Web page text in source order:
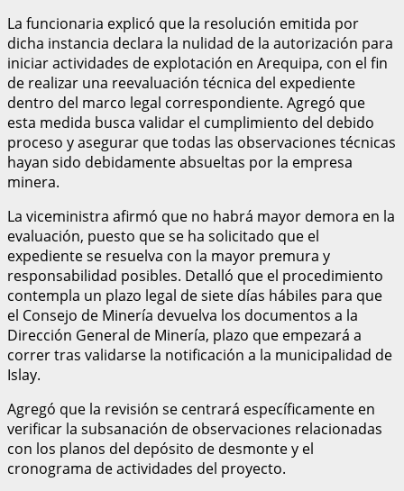
La funcionaria explicó que la resolución emitida por
dicha instancia declara la nulidad de la autorización para
iniciar actividades de explotación en Arequipa, con el fin
de realizar una reevaluación técnica del expediente
dentro del marco legal correspondiente. Agregó que
esta medida busca validar el cumplimiento del debido
proceso y asegurar que todas las observaciones técnicas
hayan sido debidamente absueltas por la empresa
minera.
La viceministra afirmó que no habrá mayor demora en la
evaluación, puesto que se ha solicitado que el
expediente se resuelva con la mayor premura y
responsabilidad posibles. Detalló que el procedimiento
contempla un plazo legal de siete días hábiles para que
el Consejo de Minería devuelva los documentos a la
Dirección General de Minería, plazo que empezará a
correr tras validarse la notificación a la municipalidad de
Islay.
Agregó que la revisión se centrará específicamente en
verificar la subsanación de observaciones relacionadas
con los planos del depósito de desmonte y el
cronograma de actividades del proyecto.